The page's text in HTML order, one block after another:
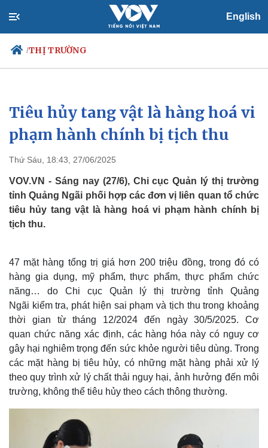
English
/THỊ TRƯỜNG
Chính trị
Đảng
Tổ chức nhân sự
Nhận diện sự thật
Xã hội
Tin 24h
Dự báo thời tiết
Việc làm
Biển đảo
Tiêu hủy tang vật là hàng hoá vi
phạm hành chính bị tịch thu
Thứ Sáu, 18:43, 27/06/2025
VOV.VN - Sáng nay (27/6), Chi cục Quản lý thị trường
tỉnh Quảng Ngãi phối hợp các đơn vị liên quan tổ chức
tiêu hủy tang vật là hàng hoá vi phạm hành chính bị
tịch thu.
47 mặt hàng tổng trị giá hơn 200 triệu đồng, trong đó có
hàng gia dụng, mỹ phẩm, thực phẩm, thực phẩm chức
năng… do Chi cục Quản lý thị trường tỉnh Quảng
Ngãi kiểm tra, phát hiện sai phạm và tịch thu trong khoảng
thời gian từ tháng 12/2024 đến ngày 30/5/2025. Cơ
quan chức năng xác định, các hàng hóa này có nguy cơ
gây hại nghiêm trọng đến sức khỏe người tiêu dùng. Trong
các mặt hàng bị tiêu hủy, có những mặt hàng phải xử lý
theo quy trình xử lý chất thải nguy hại, ảnh hưởng đến môi
trường, không thể tiêu hủy theo cách thông thường.